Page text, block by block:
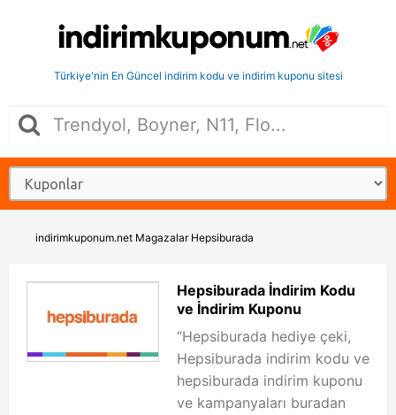
Türkiye'nin En Güncel indirim kodu ve indirim kuponu sitesi
indirimkuponum.net Magazalar Hepsiburada
Hepsiburada İndirim Kodu
ve İndirim Kuponu
“Hepsiburada hediye çeki,
Hepsiburada indirim kodu ve
hepsiburada indirim kuponu
ve kampanyaları buradan